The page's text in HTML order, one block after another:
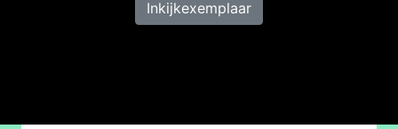
Inkijkexemplaar